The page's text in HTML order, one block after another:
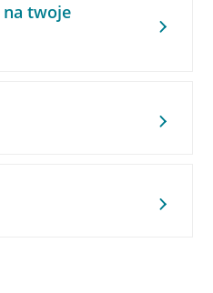
twoje